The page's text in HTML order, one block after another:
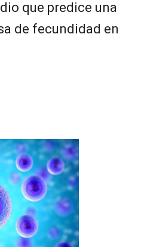
que predice una
de fecundidad en